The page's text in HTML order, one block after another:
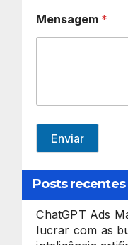
i
a
s
+
Mensagem *
Enviar
Posts recentes
ChatGPT Ads
lucrar com as